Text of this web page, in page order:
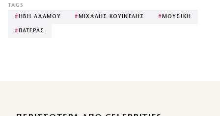
TAGS
#ΗΒΗ ΑΔΑΜΟΥ #ΜΙΧΑΛΗΣ ΚΟΥΙΝΕΛΗΣ #ΜΟΥΣΙΚΗ
#ΠΑΤΕΡΑΣ